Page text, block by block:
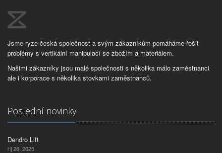
Jsme ryze česká společnost a svým zákazníkům pomáháme řešit
problémy s vertikální manipulací se zbožím a materiálem.
Našimi zákazníky jsou malé společnosti s několika málo zaměstnanci
ale i korporace s několika stovkami zaměstnanců.
Poslední novinky
Dendro Lift
říj 26, 2025